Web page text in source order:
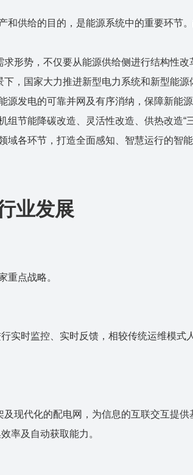
供给的目的，是能源系统中的重要环节
形势，不仅要从能源供给侧进行结构性
，国家大力推进新型电力系统和新型能
发电的可靠并网及有序消纳，保障新能
节能降碳改造、灵活性改造、供热改造“
各环节，打造全面感知、智慧运行的智
业发展
重点战略。
实时监控、实时反馈，相较传统运维模
现代化的配电网，为信息的互联交互提
率及自动获取能力。